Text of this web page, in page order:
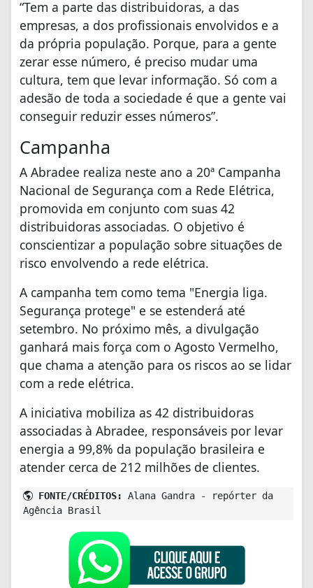
“Tem a parte das distribuidoras, a das
empresas, a dos profissionais envolvidos e a
da própria população. Porque, para a gente
zerar esse número, é preciso mudar uma
cultura, tem que levar informação. Só com a
adesão de toda a sociedade é que a gente vai
conseguir reduzir esses números”.
Campanha
A Abradee realiza neste ano a 20ª Campanha
Nacional de Segurança com a Rede Elétrica,
promovida em conjunto com suas 42
distribuidoras associadas. O objetivo é
conscientizar a população sobre situações de
risco envolvendo a rede elétrica.
A campanha tem como tema "Energia liga.
Segurança protege" e se estenderá até
setembro. No próximo mês, a divulgação
ganhará mais força com o Agosto Vermelho,
que chama a atenção para os riscos ao se lidar
com a rede elétrica.
A iniciativa mobiliza as 42 distribuidoras
associadas à Abradee, responsáveis por levar
energia a 99,8% da população brasileira e
atender cerca de 212 milhões de clientes.
FONTE/CRÉDITOS:
Alana Gandra - repórter da
Agência Brasil